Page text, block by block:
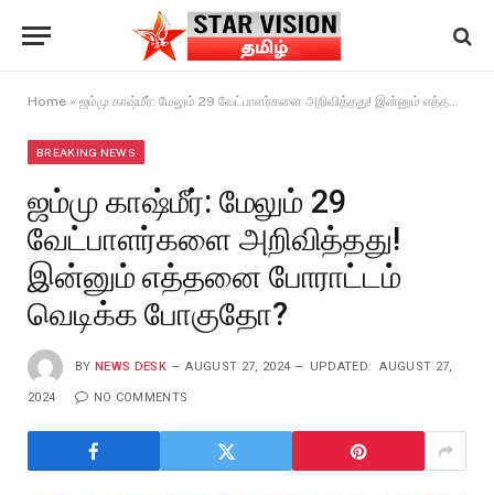
Home » ஜம்மு காஷ்மீர்: மேலும் 29 வேட்பாளர்களை அறிவித்தது! இன்னும் எத்தனை போராட்டம் வெடிக்க போகுதோ?
BREAKING NEWS
ஜம்மு காஷ்மீர்: மேலும் 29
வேட்பாளர்களை அறிவித்தது!
இன்னும் எத்தனை போராட்டம்
வெடிக்க போகுதோ?
BY NEWS DESK AUGUST 27, 2024 UPDATED: AUGUST 27,
2024 NO COMMENTS